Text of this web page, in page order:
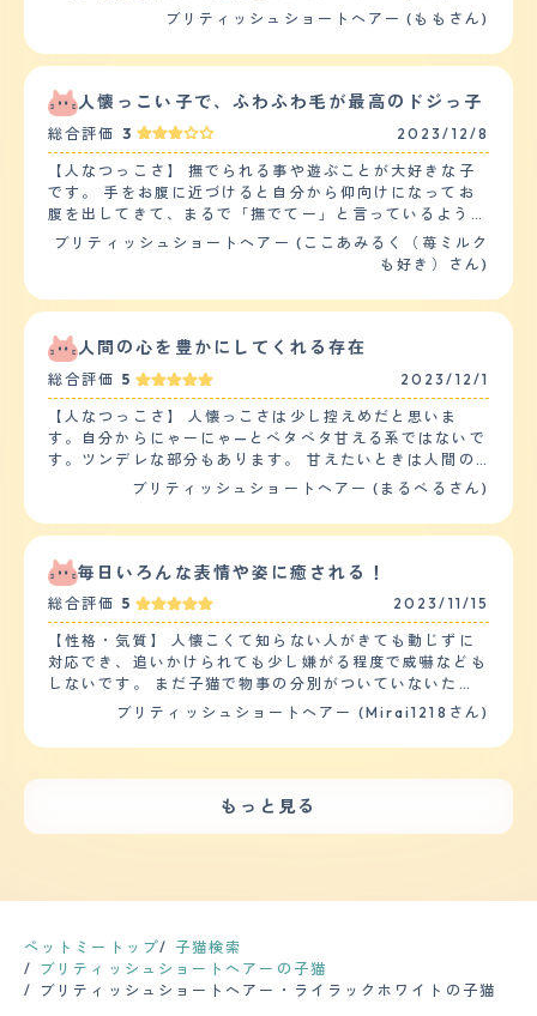
しい所を叩きながら呼ぶとその場所まで来てくれます。寝
る時は横でくっついて寝ていたり、朝はお腹に乗って起こ
して来ます。ソファに座っている時は膝に乗ってくる事も
おとなしく抱っこさせてくれます。2才の子は少し控えめ
な性格で、適度な距離感を保っていますが、人が見えるの
が落ち着くようでこちらが移動すると見えるところに付い
てきます。 【落ち着き】 7才の子は朝夕のごはんの前
は、ごはんをあげるまで鳴いてついてきたり、無視してい
ると手でこちらにちょっかいをかけてアピールしてきま
す。ごはんの前以外は寝ている事が多いです。夜になると
少し活発になるので寝る前におもちゃで遊びます。それ以
外は寝ている事が多いです。2才の子もごはんの前は鳴い
て来ることが多いです。また、よく走っています。 【し
つけやすさ】 2匹とも、ごはんをあげる前にタッチ（指を
差し出すと後ろ足で立ち上がって鼻を指にタッチしてくれ
る）が出来ます。7才の子はおすわりもでき、今はお手の
練習中ですがなかなか出来ません。机に乗らないようにし
つけたいのですが、最初に乗ることを許可してしまったの
で、後から教えてもあまり伝わっていないようです。
【お手入れ】 ブリティッシュショートヘアーなので短毛
です。ダブルコートなので柔らかい下毛としっかり目の上
グは週に2.3回必要です。ブラッシングをしても、抜け毛
も汚れないのでシャンプーはしたことがないです。カット
も必要ないです。ブリティッシュショートヘアーは太りや
すいため、ご飯の量は毎日測ってあげています。また、7
才の子は結石に何度かなっているため、専用の療法食をあ
げています。症状が出た時は通院し、薬を出してもらい自
宅で投薬します。症状がない時は1年に1度程度血液検査を
してくれます。鳴き声は小さめで、おそらく外には全く聞
こえない程度だと思います。夜中に元気が有り余っている
ョートヘアーの好きな所はまず丸い顔とがっちりした体で
す。人懐っこいところもありますが、自立もしているので
子を引き取るまで絶対に辞めないぞと思い働いていまし
た。猫カフェで働いていたので猫の飼育については知識は
ありましたが、自分の家にいたことはないので、環境が整
えられるか、また猫が環境の変化にストレスを感じないか
ブリティッシュショートヘアー (ももさん)
人懐っこい子で、ふわふわ毛が最高のドジっ子
総合評価 3 2023/12/8
【人なつっこさ】 撫でられる事や遊ぶことが大好きな子
です。 手をお腹に近づけると自分から仰向けになってお
腹を出してきて、まるで「撫でてー」と言っているような
気がしています。 猫は途中でいきなり機嫌悪くなって逃
げるとか噛む等と言われますが、私はこの子には噛まれた
るのを要求してきます。 他の人に関しては初対面からお
としては少し寂しいところです… うちにはもう一匹います
が、後から入ってきたはずなのにグイグイ先住猫に突撃す
るので、先住猫には嫌がられ気味です。受け入れ体制が出
来てる子に対しては大丈夫かもしれません。 ただ、犬に
対してはビビり気味です。 実家にいる犬から逃げ回って
いたので… 【落ち着き】 うちの子は５歳になりますが、
いつきますし、何かを見つけては1人で遊んでます。（ボ
くらい遊んだら休憩してます。 1人遊びが好きなので目を
離すと大惨事になっている事も… 【しつけやすさ】 "自由
気ままな性格なので基本的に言うことは聞きません。 遊
ぶのが第一優先のようです。（うちの子はご飯より遊び優
先） ただ、猫はみんなそうかもしれませんがトイレは粗
相なくすぐに覚えました。 また、少し太りやすいので猫
じゃらし等で1日５分くらいは遊ぶ事が必要かもしれませ
ん。" 【お手入れ】 "うちの子らダブルコートの毛で手触
りは高級な絨毯のようなモフモフな毛です。もう一匹はサ
りたくなる感じです。 ただ、その分抜け毛が凄く抱っこ
る時は猫毛ボールが何個も出来ます。無限にブラッシング
出来るのでは？と毎回思い途中で断念します。 健康につ
いては、自由気ままな性格だからなのか大きい病気や猫が
ンダー（下からの生えてる歯が長い）な為かカリカリを丸
が必要です。 また、耳掃除も定期的に必要です（ウェッ
トティッシュなどで見えるとこを拭く程度） 病院に行く
タイミングで耳掃除はしてもらうようにしてます。" 【鳴
ブリティッシュショートヘアー (ここあみるく（苺ミルク
も好き）さん)
人間の心を豊かにしてくれる存在
総合評価 5 2023/12/1
【人なつっこさ】 人懐っこさは少し控えめだと思いま
す。自分からにゃーにゃ—とベタベタ甘える系ではないで
す。ツンデレな部分もあります。 甘えたいときは人間の
動きをジーっと見て、人間が近寄って来るのを待っていま
だけ鳴いて人間が差し出した指先に顔をすりすりとこすり
か抱っこや人間の膝の上に寝ることは嫌がります。 知ら
ない人に会うときは威嚇などはしないですが、遠いところ
から見ています。 【落ち着き】 子猫のころから落ち着い
ている方だと思います。子猫らしい動きはもちろんありま
したが、物を壊す、粗相をする、脱走する等困ることはほ
とんどありません。 お留守番をしている時も、トラブル
けやすさ】 しつけることは特段ありませんでした。 ご飯
ら15分程度、人間が遊んであげますが、それ以外は一緒に
飼っている他の猫とじゃれあって遊んでいます。 【お手
問題はありません。健康に考慮して餌も選んでいます。
定期的な健康診断やワクチンは、1年に1度受けています。
【鳴き声】 鳴く頻度が少ない猫です。1日に1度2度小さい
ブリティッシュショートヘアー (まるべるさん)
毎日いろんな表情や姿に癒される！
総合評価 5 2023/11/15
【性格・気質】 人懐こくて知らない人がきても動じずに
対応でき、追いかけられても少し嫌がる程度で威嚇なども
しないです。 まだ子猫で物事の分別がついていないた
め、危ない場所（ガスコンロやシンク)に乗らないように
とてもよくて、毎晩寝る前に布団の部屋にこもっておもち
しの兄弟かお友達感覚で接しているような様子で微笑まし
いです。 【健康・寿命】 先日、かかりつけの病院を決め
れど、お腹の中に回虫がいると診断されました。 その日
中で、二週間後にまた便検査をしてもうらう予定です。
【運動の頻度】 家猫なのでお散歩はしていませんが、一
日に３回ほどはケージから出して自由に好きなところで過
ブリティッシュショートヘアー (Mirai1218さん)
もっと見る
ペットミートップ
子猫検索
ブリティッシュショートヘアーの子猫
ブリティッシュショートヘアー・ライラックホワイトの子猫